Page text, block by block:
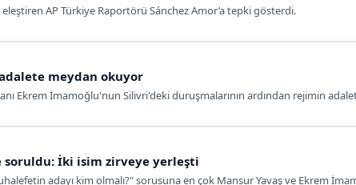
eleştiren AP Türkiye Raportörü Sánchez Amor’a tepki gösterdi.
meydan okuyor
Ekrem İmamoğlu'nun Silivri'deki duruşmalarının ardından rejimin
soruldu: İki isim zirveye yerleşti
adayı kim olmalı?" sorusuna en çok Mansur Yavaş ve Ekrem